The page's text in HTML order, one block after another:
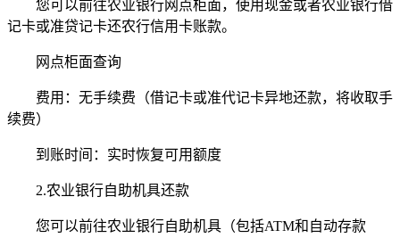
您可以前往农业银行网点柜面，使用现金或者农业银行借
记卡或准贷记卡还农行信用卡账款。
网点柜面查询
费用：无手续费（借记卡或准代记卡异地还款，将收取手
续费）
到账时间：实时恢复可用额度
2.农业银行自助机具还款
您可以前往农业银行自助机具（包括ATM和自动存款